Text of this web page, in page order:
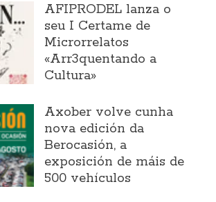
AFIPRODEL lanza o
seu I Certame de
Microrrelatos
«Arr3quentando a
Cultura»
Axober volve cunha
nova edición da
Berocasión, a
exposición de máis de
500 vehículos